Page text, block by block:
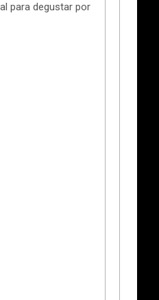
para degustar por